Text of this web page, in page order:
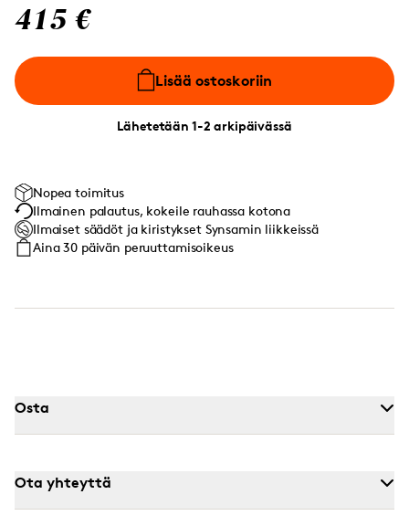
415 €
Lisää ostoskoriin
Lähetetään 1-2 arkipäivässä
Nopea toimitus
Ilmainen palautus, kokeile rauhassa kotona
Ilmaiset säädöt ja kiristykset Synsamin liikkeissä
Aina 30 päivän peruuttamisoikeus
Osta
Ota yhteyttä